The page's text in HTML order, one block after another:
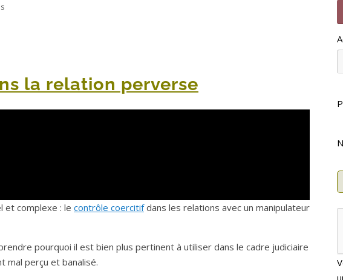
la relation perverse
et complexe : le contrôle coercitifdans les relations avec un manipulateur
pourquoi il est bien plus pertinent à utiliser dans le cadre judiciaire
mal perçu et banalisé.